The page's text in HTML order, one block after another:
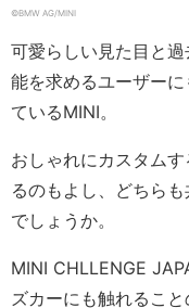
©︎BMW AG/MINI
可愛らしい見た目と
能を求めるユーザー
ているMINI。
おしゃれにカスタム
るのもよし、どちら
でしょうか。
MINI CHLLENGE
ズカーにも触れること